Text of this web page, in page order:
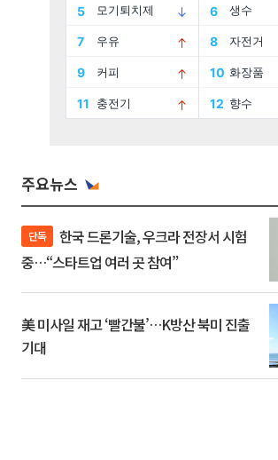
주요뉴스
단독
중…“스타트업 여러 곳 참여”
美 미사일 재고 ‘빨간불’…K방산 북미 진출
기대